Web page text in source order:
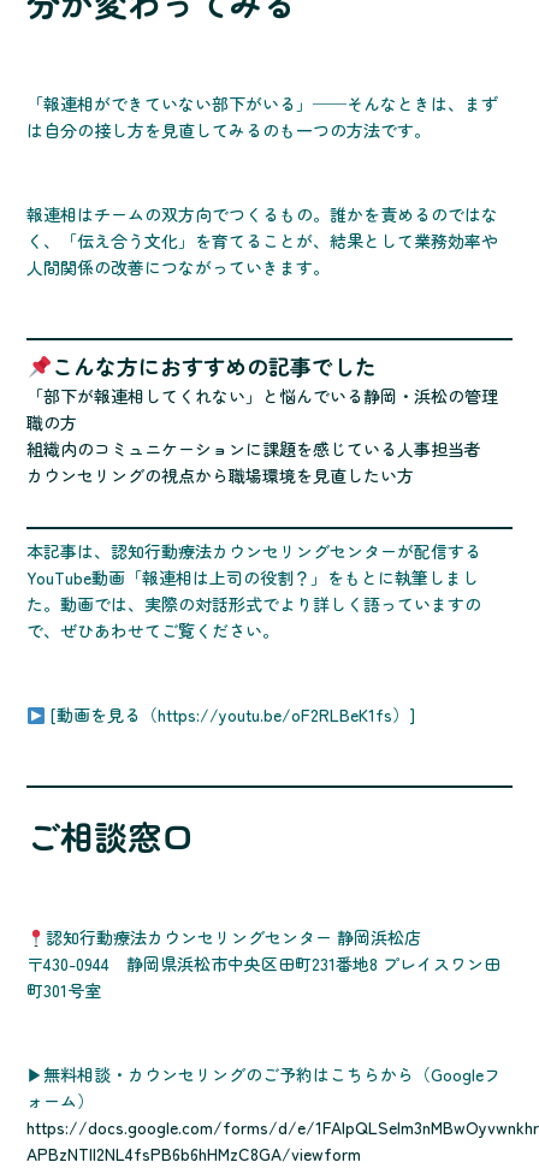
「報連相ができていない部下がいる」──そんなときは、まず
は自分の接し方を見直してみるのも一つの方法です。
報連相はチームの双方向でつくるもの。誰かを責めるのではな
く、「伝え合う文化」を育てることが、結果として業務効率や
人間関係の改善につながっていきます。
こんな方におすすめの記事でした
「部下が報連相してくれない」と悩んでいる静岡・浜松の管理
職の方
組織内のコミュニケーションに課題を感じている人事担当者
カウンセリングの視点から職場環境を見直したい方
本記事は、認知行動療法カウンセリングセンターが配信する
YouTube動画「報連相は上司の役割？」をもとに執筆しまし
た。動画では、実際の対話形式でより詳しく語っていますの
で、ぜひあわせてご覧ください。
[動画を見る（https://youtu.be/oF2RLBeK1fs）]
ご相談窓口
認知行動療法カウンセリングセンター 静岡浜松店
〒430-0944 静岡県浜松市中央区田町231番地8 プレイスワン田
町301号室
▶無料相談・カウンセリングのご予約はこちらから（Googleフ
ォーム）
https://docs.google.com/forms/d/e/
APBzNTll2NL4fsPB6b6hHMzC8GA/viewform